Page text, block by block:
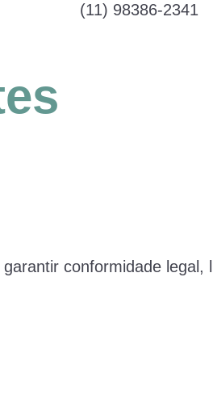
(11) 98386-2341
conformidade